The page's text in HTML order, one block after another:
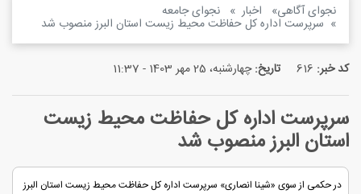
نجوای آگاهی اخبار نجوای جامعه
سرپرست اداره کل حفاظت محیط زیست استان البرز منصوب شد
کد خبر: 616 تاریخ:چهارشنبه، 25 مهر 1403 - 11:37
سرپرست اداره کل حفاظت محیط زیست
استان البرز منصوب شد
در حکمی از سوی «شینا انصاری» سرپرست اداره کل حفاظت محیط زیست استان البرز